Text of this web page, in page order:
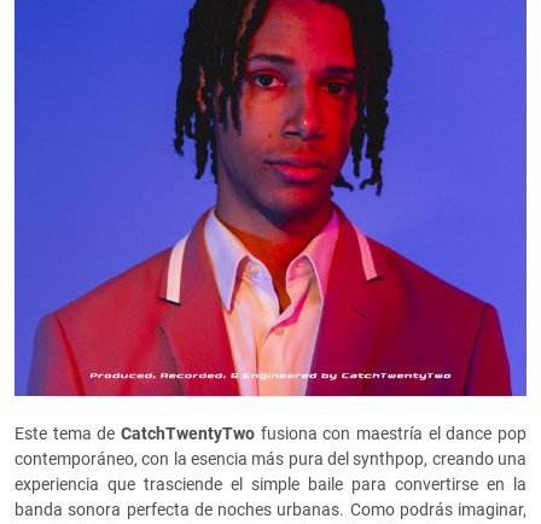
Este tema de CatchTwentyTwo fusiona con maestría el dance pop
contemporáneo, con la esencia más pura del synthpop, creando una
experiencia que trasciende el simple baile para convertirse en la
banda sonora perfecta de noches urbanas. Como podrás imaginar,